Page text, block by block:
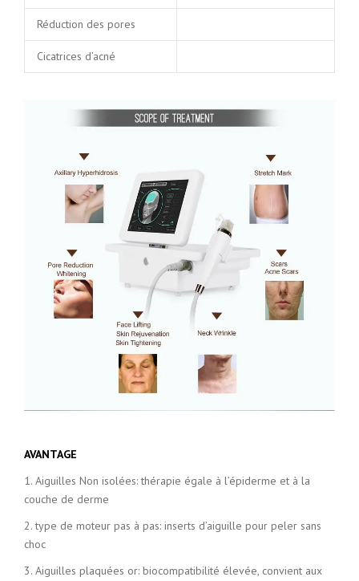
Réduction des pores
Cicatrices d’acné
AVANTAGE
1. Aiguilles Non isolées: thérapie égale à l’épiderme et à la
couche de derme
2. type de moteur pas à pas: inserts d’aiguille pour peler sans
choc
3. Aiguilles plaquées or: biocompatibilité élevée, convient aux